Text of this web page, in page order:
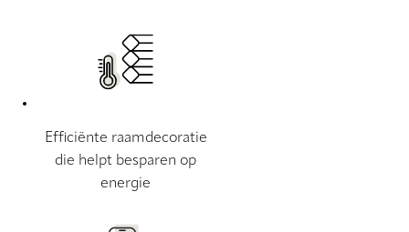
Efficiënte raamdecoratie
die helpt besparen op
energie